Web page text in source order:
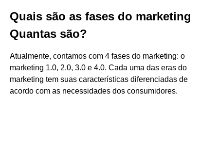
Quais são as fases do marketing
Quantas são?
Atualmente, contamos com 4 fases do marketing: o
marketing 1.0, 2.0, 3.0 e 4.0. Cada uma das eras do
marketing tem suas características diferenciadas de
acordo com as necessidades dos consumidores.